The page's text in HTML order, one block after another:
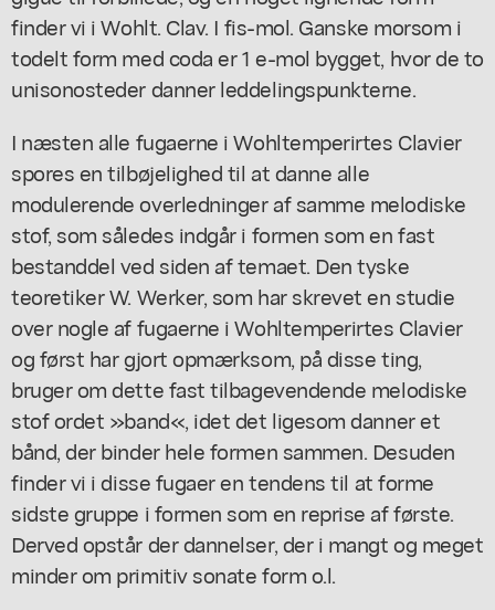
finder vi i Wohlt. Clav. I fis-mol. Ganske morsom i
todelt form med coda er 1 e-mol bygget, hvor de to
unisonosteder danner leddelingspunkterne.
I næsten alle fugaerne i Wohltemperirtes Clavier
spores en tilbøjelighed til at danne alle
modulerende overledninger af samme melodiske
stof, som således indgår i formen som en fast
bestanddel ved siden af temaet. Den tyske
teoretiker W. Werker, som har skrevet en studie
over nogle af fugaerne i Wohltemperirtes Clavier
og først har gjort opmærksom, på disse ting,
bruger om dette fast tilbagevendende melodiske
stof ordet »band«, idet det ligesom danner et
bånd, der binder hele formen sammen. Desuden
finder vi i disse fugaer en tendens til at forme
sidste gruppe i formen som en reprise af første.
Derved opstår der dannelser, der i mangt og meget
minder om primitiv sonate form o.l.